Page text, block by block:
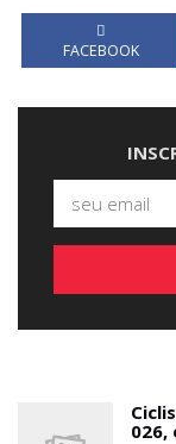
FACEBOOK
026,